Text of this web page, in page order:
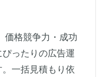
価格競争力・成功
ったりの広告運
一括見積もり依